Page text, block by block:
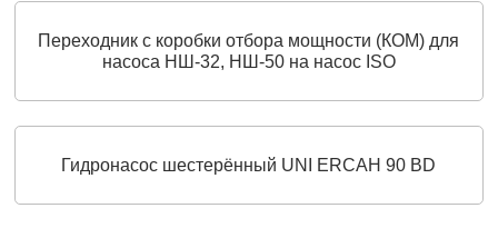
Переходник с коробки отбора мощности (КОМ) для
насоса НШ-32, НШ-50 на насос ISO
Гидронасос шестерённый UNI ERCAH 90 BD